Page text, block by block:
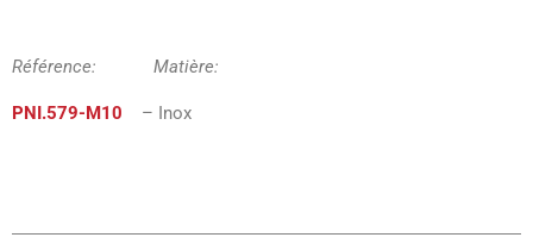
Référence: Matière:
PNI.579-M10 – Inox